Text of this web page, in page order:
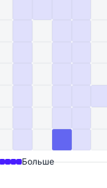
Больше